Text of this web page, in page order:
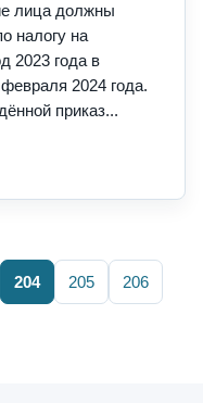
лица должны
налогу на
2023 года в
2024 года.
приказ...
204 205 206